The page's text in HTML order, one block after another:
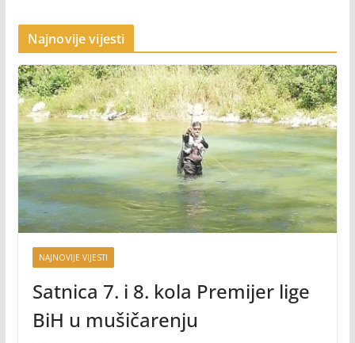
Najnovije vijesti
NAJNOVIJE VIJESTI
Satnica 7. i 8. kola Premijer lige
BiH u mušičarenju